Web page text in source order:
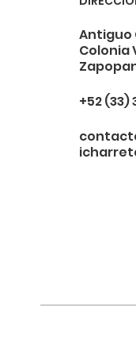
Antiguo
Colonia
+52 (33)